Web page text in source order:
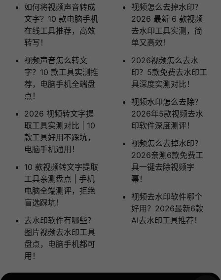
如何将视频声音转成
文字？10 款电脑手机
在线工具推荐，高效
转写！
视频声音怎么转文
字？10 款工具实测推
荐，电脑手机全端盘
点！
2026 视频转文字提
取工具实测对比 | 10
款工具好用不踩坑，
电脑手机通用！
10 款视频转文字提取
工具亲测盘点 | 手机
电脑全端测评，拒绝
盲选踩坑！
去水印软件有哪些？
图片视频去水印工具
盘点，电脑手机都可
用！
视频怎么去掉水印？
2026 最新 6 款视频
去水印工具实测，简
单又高效！
2026视频怎么去水
印？5款免费去水印工
具深度实测对比！
视频水印怎么去除？
2026年5款视频去水
印软件深度测评！
视频怎么去掉水印？
2026亲测6款免费工
具一键去除视频字
幕！
视频去水印软件哪个
好用？2026最新6款
AI去水印工具推荐！